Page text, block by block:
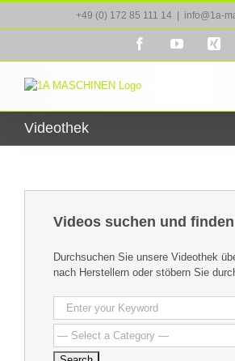
+49 (0) 172 85 111 14 info@1a-
FacebookYouTube
Videothek
Videos suchen und finden
Durchsuchen Sie unsere Videothek
nach Herstellern oder stöbern Sie